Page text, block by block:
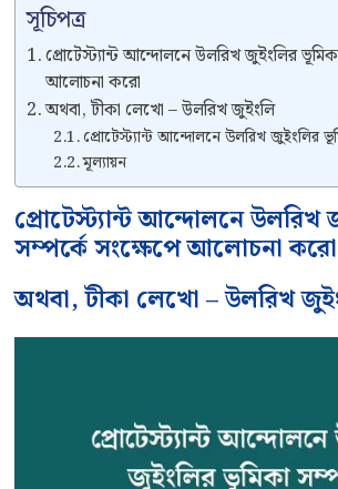
সূচিপত্র
প্রোটেস্ট্যান্ট আন্দোলনে উলরিখ জুইংলির
আলোচনা করো
অথবা, টীকা লেখো – উলরিখ জুইংলি
প্রোটেস্ট্যান্ট আন্দোলনে উলরিখ জুইংলির
মূল্যায়ন
প্রোটেস্ট্যান্ট আন্দোলনে উলরিখ
সম্পর্কে সংক্ষেপে আলোচনা করো
অথবা, টীকা লেখো – উলরিখ